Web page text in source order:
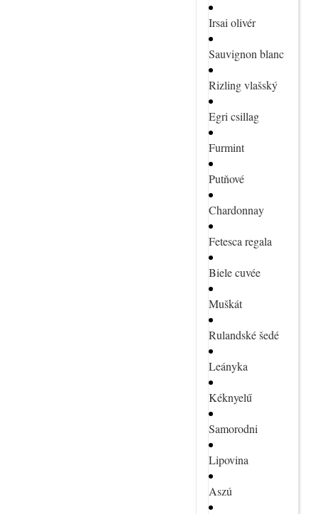
Irsai olivér
Sauvignon blanc
Rizling vlašský
Egri csillag
Furmint
Putňové
Chardonnay
Fetesca regala
Biele cuvée
Muškát
Rulandské šedé
Leányka
Kéknyelű
Samorodni
Lipovina
Aszú